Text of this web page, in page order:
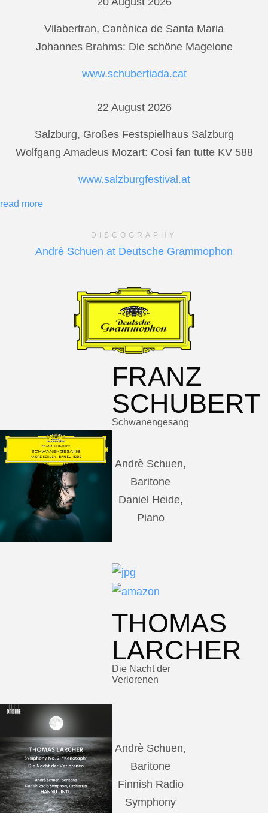
Vilabertran, Canònica de Santa Maria
Johannes Brahms: Die schöne Magelone
www.schubertiada.cat
22 August 2026
Salzburg, Großes Festspielhaus Salzburg
Wolfgang Amadeus Mozart: Così fan tutte KV 588
www.salzburgfestival.at
read more
DISCOGRAPHY
Andrè Schuen at Deutsche Grammophon
FRANZ
SCHUBERT
Schwanengesang
Andrè Schuen,
Baritone
Daniel Heide,
Piano
THOMAS
LARCHER
Die Nacht der
Verlorenen
Andrè Schuen,
Baritone
Finnish Radio
Symphony